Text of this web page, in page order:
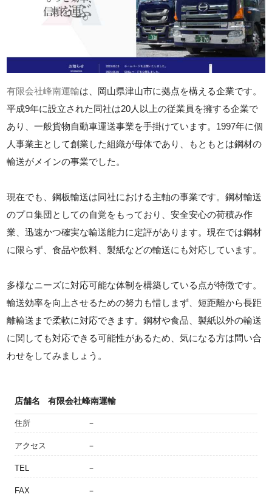
有限会社峰南運輸は、岡山県津山市に拠点を構える企業です。
平成9年に設立された同社は20人以上の従業員を擁する企業で
あり、一般貨物自動車運送事業を手掛けています。1997年に個
人事業主として創業した組織が母体であり、もともとは鋼材の
輸送がメインの事業でした。
現在でも、鋼板輸送は同社における主軸の事業です。鋼材輸送
のプロ集団としての自覚をもっており、安全安心の荷積み作
業、迅速かつ確実な輸送能力に定評があります。現在では鋼材
に限らず、食品や飲料、製紙などの輸送にも対応しています。
多様なニーズに対応可能な体制を構築している点が特徴です。
輸送効率を向上させるための努力も惜しまず、短距離から長距
離輸送まで柔軟に対応できます。鋼材や食品、製紙以外の輸送
に関しても対応できる可能性があるため、気になる方は問い合
わせをしてみましょう。
店舗名 有限会社峰南運輸
住所 －
アクセス －
TEL －
FAX －